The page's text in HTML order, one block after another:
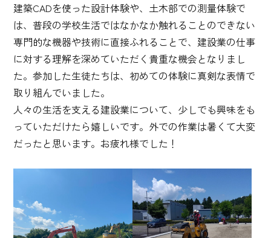
建築CADを使った設計体験や、土木部での測量体験で
は、普段の学校生活ではなかなか触れることのできない
専門的な機器や技術に直接ふれることで、建設業の仕事
に対する理解を深めていただく貴重な機会となりまし
た。参加した生徒たちは、初めての体験に真剣な表情で
取り組んでいました。
人々の生活を支える建設業について、少しでも興味をも
っていただけたら嬉しいです。外での作業は暑くて大変
だったと思います。お疲れ様でした！